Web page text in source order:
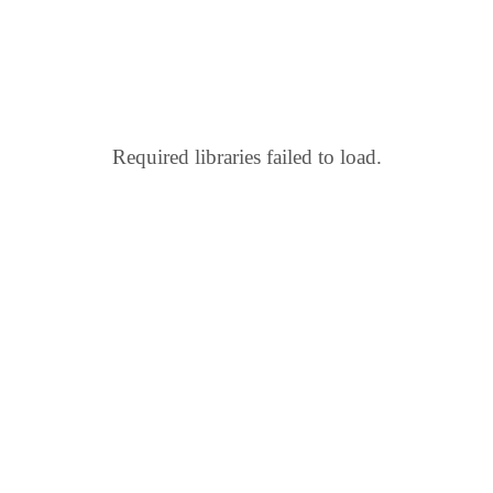
Required libraries failed to load.